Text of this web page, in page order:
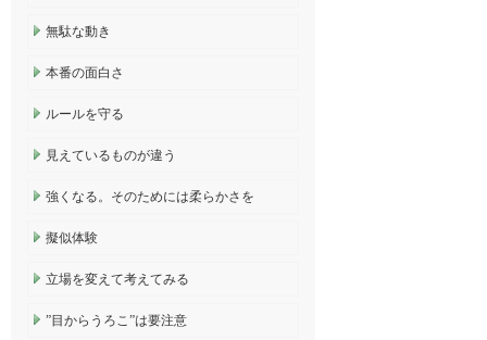
無駄な動き
本番の面白さ
ルールを守る
見えているものが違う
強くなる。そのためには柔らかさを
擬似体験
立場を変えて考えてみる
”目からうろこ”は要注意